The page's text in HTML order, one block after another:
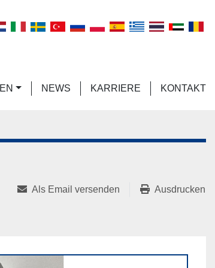
NEWS KARRIERE KONTAKT
Als Email versenden Ausdrucken